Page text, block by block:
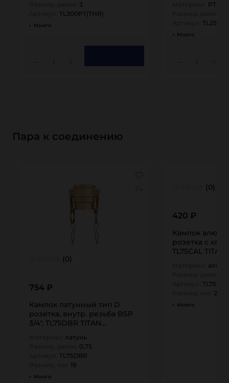
3
TL300PT(THR)
Много
PTFE
Много
Пара к соединению
(0)
754 ₽
Камлок латунный тип D
розетка, внутр. резьба BSP
3/4", TL75DBR TITAN…
латунь
0,75
TL75DBR
19
Много
(0)
420 ₽
Камлок
розетка с
TL75CAL
TL75CAL
20
Много